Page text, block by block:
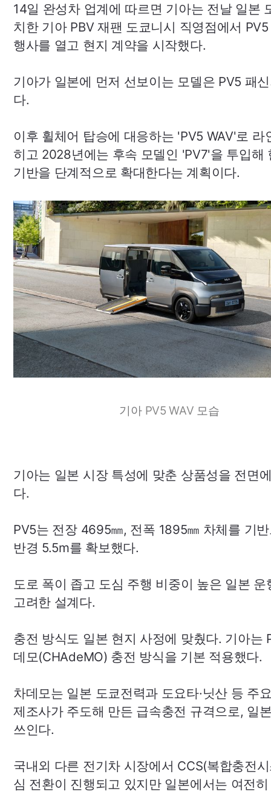
14일 완성차 업계에 따르면 기아는 전날 일본
치한 기아 PBV재팬 도쿄니시 직영점에서 PV5
행사를 열고 현지 계약을 시작했다.
기아가 일본에 먼저 선보이는 모델은 PV5 패
다.
이후 휠체어 탑승에 대응하는 'PV5 WAV'로 라
히고 2028년에는 후속 모델인 'PV7'을 투입해
기반을 단계적으로 확대한다는 계획이다.
기아 PV5 WAV 모습
기아는 일본 시장 특성에 맞춘 상품성을 전면
다.
PV5는 전장 4695㎜, 전폭 1895㎜ 차체를 기
반경 5.5m를 확보했다.
도로 폭이 좁고 도심 주행 비중이 높은 일본 운
고려한 설계다.
충전 방식도 일본 현지 사정에 맞췄다. 기아는
데모(CHAdeMO) 충전 방식을 기본 적용했다.
차데모는 일본 도쿄전력과 도요타·닛산 등 주
제조사가 주도해 만든 급속충전 규격으로, 일
쓰인다.
국내외 다른 전기차 시장에서 CCS(복합충전
심 전환이 진행되고 있지만 일본에서는 여전